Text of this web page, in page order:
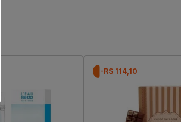
-R$ 114,10